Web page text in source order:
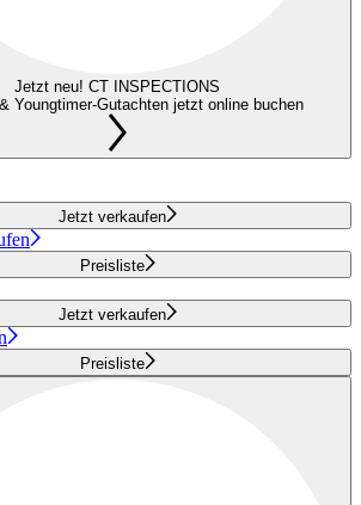
Jetzt neu! CT INSPECTIONS
Youngtimer-Gutachten jetzt online buchen
Jetzt verkaufen
Preisliste
Jetzt verkaufen
Preisliste